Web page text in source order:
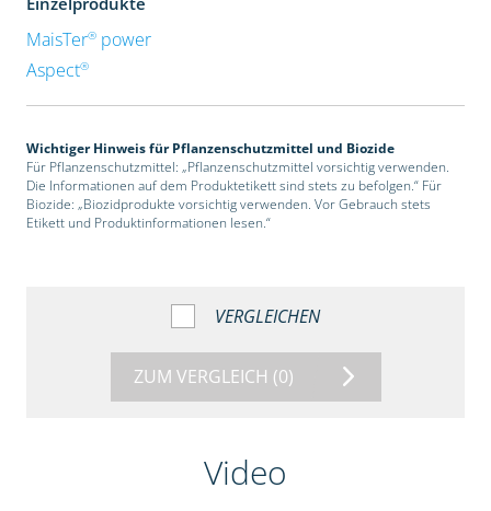
MaisTer®power
Aspect®
Wichtiger Hinweis für Pflanzenschutzmittel und Biozide
Für Pflanzenschutzmittel: „Pflanzenschutzmittel vorsichtig verwenden.
Die Informationen auf dem Produktetikett sind stets zu befolgen.“ Für
Biozide: „Biozidprodukte vorsichtig verwenden. Vor Gebrauch stets
Etikett und Produktinformationen lesen.“
VERGLEICHEN
ZUM VERGLEICH (0)
Video